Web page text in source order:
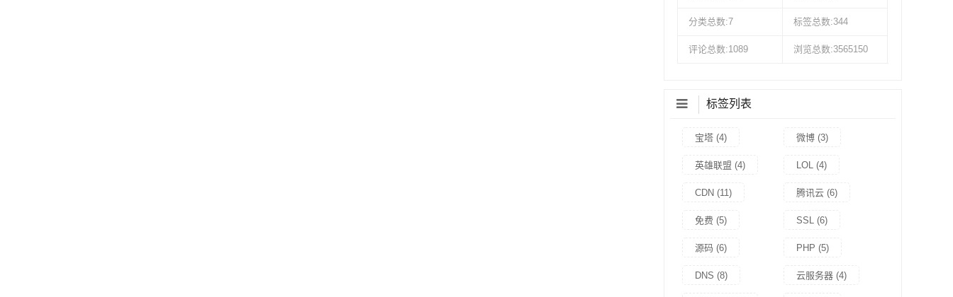
分类总数:7 标签总数:344
评论总数:1089 浏览总数:3565150
标签列表
宝塔 (4) 微博(3)
英雄联盟 (4) LOL(4)
CDN (11) 腾讯云(6)
免费 (5) SSL(6)
源码 (6) PHP (5)
DNS (8) 云服务器(4)